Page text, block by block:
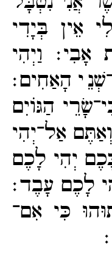
אֵין בְּיָדִי
אָבִי׃ וַיְהִי
הָאַחִים׃
הַגּוֹיִם
וְאַתֶּם אַל־​יְהִי
יְהִי לָכֶם
לָכֶם עָבֶד׃
כִּי אִם־​